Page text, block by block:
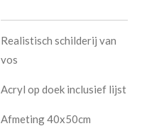
Realistisch schilderij van
vos
Acryl op doek inclusief lijst
Afmeting 40x50cm